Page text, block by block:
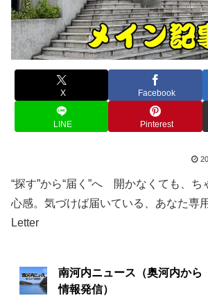
X Facebook
LINE Pinterest
“探す”から“届く”へ 開かなくても、ち
心感。気づけば届いている、あなた専
Letter